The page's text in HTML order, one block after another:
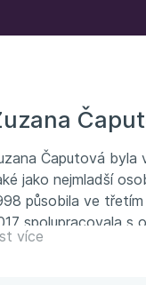
Čaputová byla
jako nejmladší
působila ve
spolupracovala s
ve
více